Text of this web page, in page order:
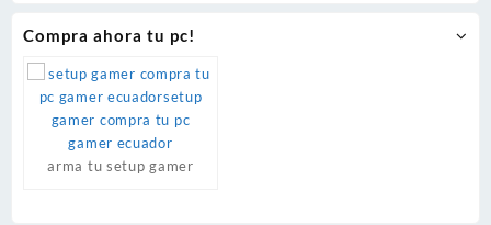
Compra ahora tu pc!
arma tu setup gamer